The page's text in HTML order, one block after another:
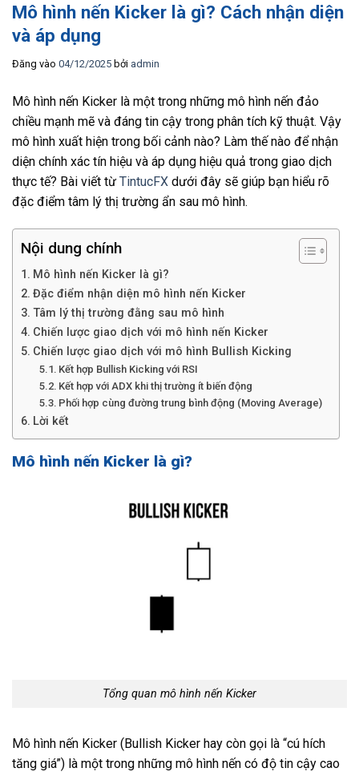
Mô hình nến Kicker là gì? Cách nhận diện
và áp dụng
Đăng vào 04/12/2025 bởi admin
Mô hình nến Kicker là một trong những mô hình nến đảo
chiều mạnh mẽ và đáng tin cậy trong phân tích kỹ thuật. Vậy
mô hình xuất hiện trong bối cảnh nào? Làm thế nào để nhận
diện chính xác tín hiệu và áp dụng hiệu quả trong giao dịch
thực tế? Bài viết từ TintucFX dưới đây sẽ giúp bạn hiểu rõ
đặc điểm tâm lý thị trường ẩn sau mô hình.
Nội dung chính
Mô hình nến Kicker là gì?
Đặc điểm nhận diện mô hình nến Kicker
Tâm lý thị trường đằng sau mô hình
Chiến lược giao dịch với mô hình nến Kicker
Chiến lược giao dịch với mô hình Bullish Kicking
Kết hợp Bullish Kicking với RSI
Kết hợp với ADX khi thị trường ít biến động
Phối hợp cùng đường trung bình động (Moving Average)
Lời kết
Mô hình nến Kicker là gì?
Tổng quan mô hình nến Kicker
Mô hình nến Kicker (Bullish Kicker hay còn gọi là “cú hích
tăng giá”) là một trong những mô hình nến có độ tin cậy cao